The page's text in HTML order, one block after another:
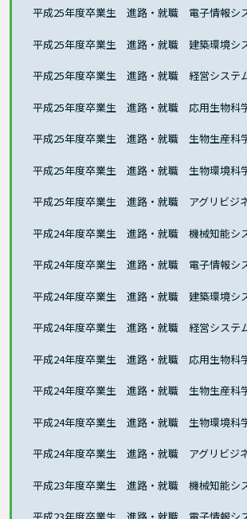
平成25年度卒業生 進路・就職 電子情報シ
平成25年度卒業生 進路・就職 建築環境シ
平成25年度卒業生 進路・就職 経営システ
平成25年度卒業生 進路・就職 応用生物科
平成25年度卒業生 進路・就職 生物生産科
平成25年度卒業生 進路・就職 生物環境科
平成25年度卒業生 進路・就職 アグリビジ
平成24年度卒業生 進路・就職 機械知能シ
平成24年度卒業生 進路・就職 電子情報シ
平成24年度卒業生 進路・就職 建築環境シ
平成24年度卒業生 進路・就職 経営システ
平成24年度卒業生 進路・就職 応用生物科
平成24年度卒業生 進路・就職 生物生産科
平成24年度卒業生 進路・就職 生物環境科
平成24年度卒業生 進路・就職 アグリビジ
平成23年度卒業生 進路・就職 機械知能シ